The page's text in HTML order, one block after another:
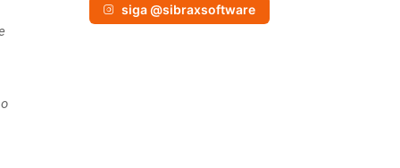
siga @sibraxsoftware